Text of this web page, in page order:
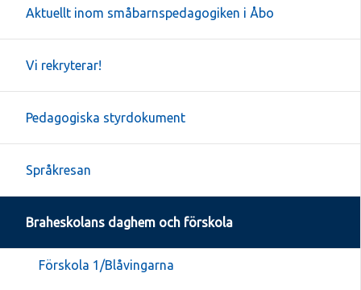
Aktuellt inom småbarnspedagogiken i Åbo
Vi rekryterar!
Pedagogiska styrdokument
Språkresan
Braheskolans daghem och förskola
Förskola 1/Blåvingarna